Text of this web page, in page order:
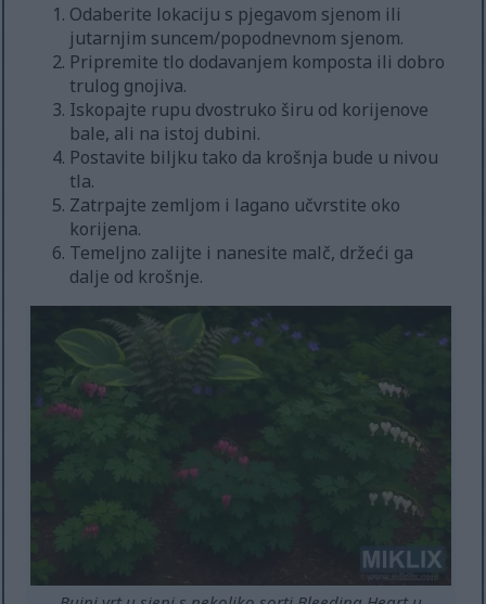
Odaberite lokaciju s pjegavom sjenom ili
jutarnjim suncem/popodnevnom sjenom.
Pripremite tlo dodavanjem komposta ili dobro
trulog gnojiva.
Iskopajte rupu dvostruko širu od korijenove
bale, ali na istoj dubini.
Postavite biljku tako da krošnja bude u nivou
tla.
Zatrpajte zemljom i lagano učvrstite oko
korijena.
Temeljno zalijte i nanesite malč, držeći ga
dalje od krošnje.